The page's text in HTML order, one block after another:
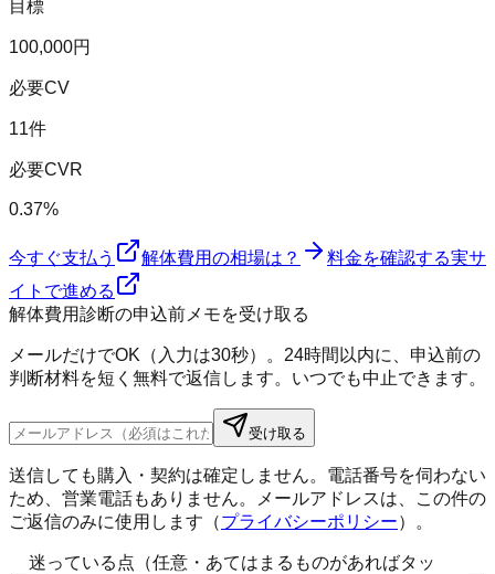
目標
100,000円
必要CV
11件
必要CVR
0.37%
今すぐ支払う 解体費用の相場は？ 料金を確認する実サ
イトで進める
解体費用診断の申込前メモを受け取る
メールだけでOK（入力は30秒）。24時間以内に、申込前の
判断材料を短く無料で返信します。いつでも中止できます。
受け取る
送信しても購入・契約は確定しません。電話番号を伺わない
ため、営業電話もありません。メールアドレスは、この件の
ご返信のみに使用します（プライバシーポリシー）。
迷っている点（任意・あてはまるものがあればタッ